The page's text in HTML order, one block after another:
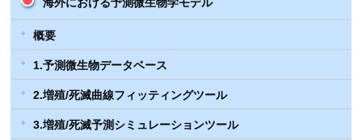
概要
1.予測微生物データベース
2.増殖/死滅曲線フィッティングツール
3.増殖/死滅予測シミュレーションツール